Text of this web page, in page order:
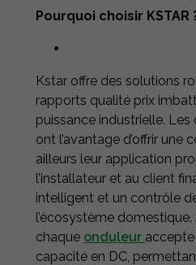
Pourquoi choisir KSTAR
Kstar offre des solutions
rapports qualité prix
puissance industrielle.
ont l’avantage d’offrir une
ailleurs leur application
l’installateur et au client
intelligent et un contrôle
l’écosystème
chaque onduleur accepte
capacité en DC,